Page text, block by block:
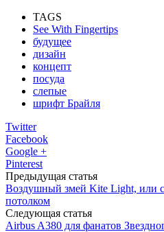
TAGS
See With Fingertips
будущее
дизайн
концепт
посуда
слепые
шрифт Брайля
Twitter
Facebook
Google +
Pinterest
Предыдущая статья
Воздушный змей Kite Light, или
потолком
Следующая статья
Airbus A380 для фанатов